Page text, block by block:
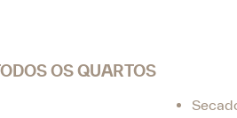
OS QUARTOS